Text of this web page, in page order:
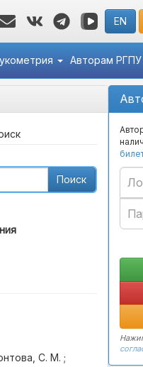
EN
Авторам РГПУ
Поиск
С. М. ;